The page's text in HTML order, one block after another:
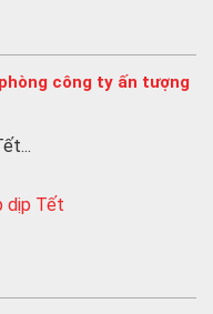
công ty ấn tượng